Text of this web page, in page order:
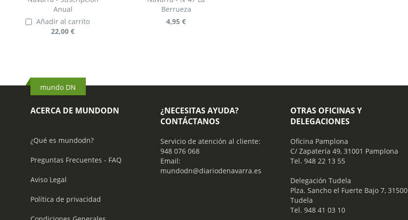
Anual
22,00 €
Añadir al carrito
Berrueza
4,95 €
mundo DN
ACERCA DE MUNDODN
¿Qué es mundodn?
Preguntas Frecuentes - FAQ
Aviso Legal
Política de privacidad
¿NECESITAS AYUDA?
CONTÁCTANOS
Servicio de atención al cliente:
948 076 068
Email:
mundodn@diariodenavarra.es
OTRAS OFICINAS Y
DELEGACIONES
Oficina Pamplona
C/ Zapatería 49, 31001 Pamplona
Tel. 948 22 13 55
​ Delegación Tudela
Plza. Sancho el Fuerte Bajo 7, 31500
Tudela
Tel. 948 41 03 10